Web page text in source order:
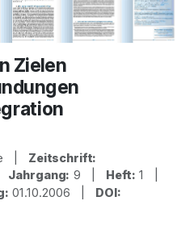
Zielen
| Zeitschrift:
Jahrgang: 9 | Heft: 1 |
01.10.2006 | DOI: